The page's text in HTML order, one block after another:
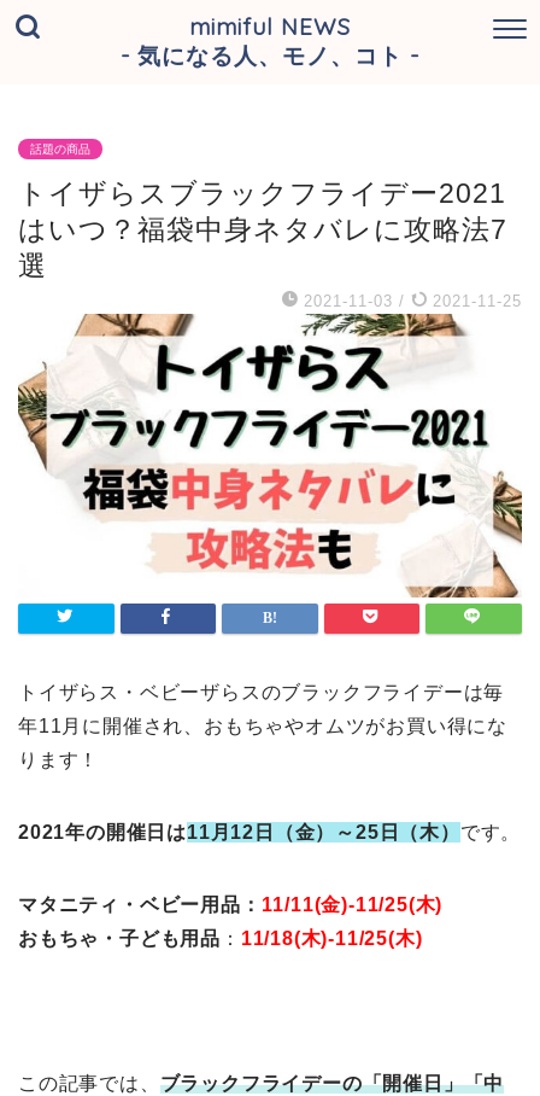
mimiful NEWS
- 気になる人、モノ、コト -
話題の商品
トイザらスブラックフライデー2021
はいつ？福袋中身ネタバレに攻略法7
選
2021-11-03 / 2021-11-25
トイザらス・ベビーザらスのブラックフライデーは毎
年11月に開催され、おもちゃやオムツがお買い得にな
ります！
2021年の開催日は11月12日（金）～25日（木） です。
マタニティ ・ベビー用品： 11/11(金)-11/25(木)
おもちゃ・子ども用品 ： 11/18(木)-11/25(木)
この記事では、 ブラックフライデーの「開催日」「中